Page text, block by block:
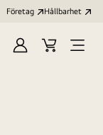
Företag Hållbarhet
LoggaKundvagn